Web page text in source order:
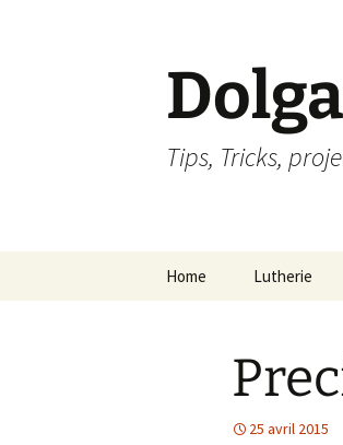
Tips, Tricks,
Home Lutherie
25 avril 2015